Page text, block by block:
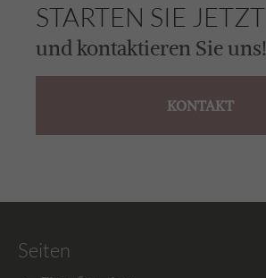
STARTEN SIE JETZT
und kontaktieren Sie uns!
KONTAKT
Seiten